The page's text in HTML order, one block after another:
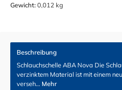
Gewicht:0,012 kg
Beschreibung
Schlauchschelle ABA Nova Die
verzinktem Material ist mit einem
verseh… Mehr